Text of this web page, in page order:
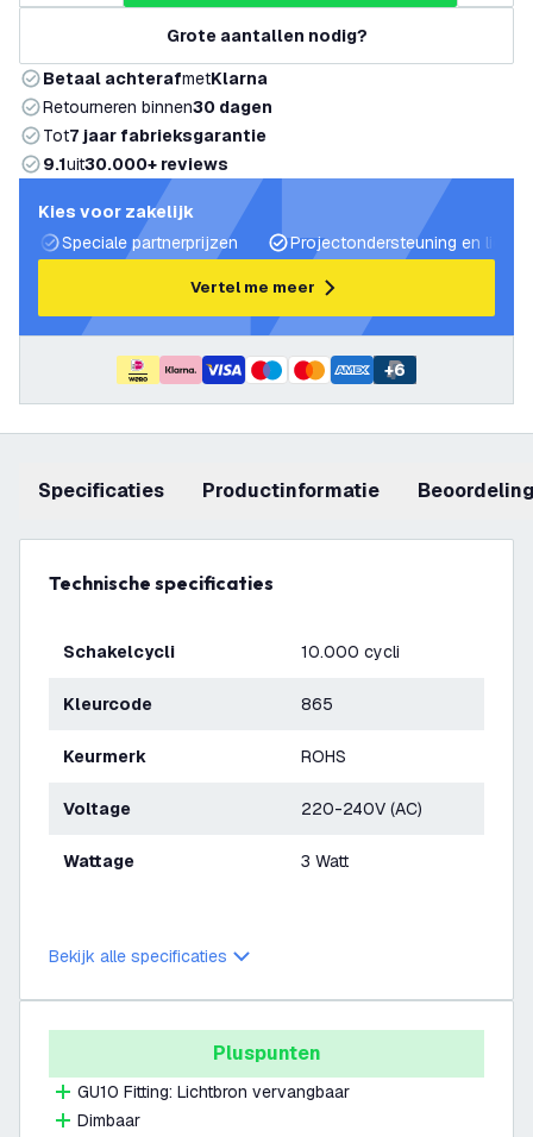
Grote aantallen nodig?
Betaal achterafmetKlarna
Retourneren binnen30 dagen
Tot7 jaar fabrieksgarantie
9.1uit30.000+ reviews
Kies voor zakelijk
Speciale partnerprijzen
Projectondersteuning en
Vertel me meer
+6
Specificaties productinformatie
Technische specificaties
Schakelcycli 10.000 cycli
Kleurcode 865
Keurmerk ROHS
Voltage 220-240V (AC)
Wattage 3 Watt
Bekijk alle specificaties
Pluspunten
GU10 Fitting: Lichtbron vervangbaar
Dimbaar